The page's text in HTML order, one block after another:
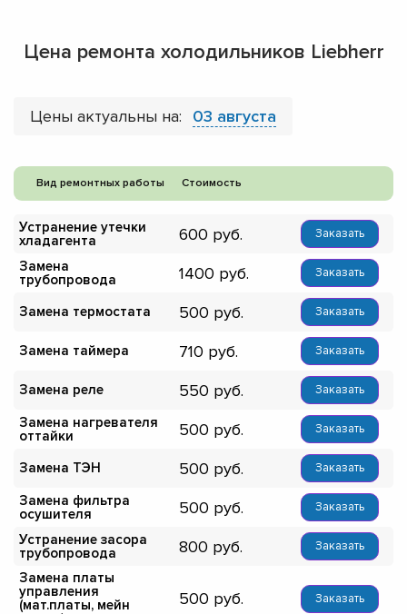
Цена ремонта холодильников Liebherr
Цены актуальны на: 03 августа
Вид ремонтных работы Стоимость
Устранение утечки
хладагента
600 Заказать
Замена
трубопровода
1400 Заказать
Замена термостата 500 Заказать
Замена таймера 710 Заказать
Замена реле 550 Заказать
Замена нагревателя
оттайки
500 Заказать
Замена ТЭН 500 Заказать
Замена фильтра
осушителя
500 Заказать
Устранение засора
трубопровода
800 Заказать
Замена платы
управления
(мат.платы, мейн
500 Заказать